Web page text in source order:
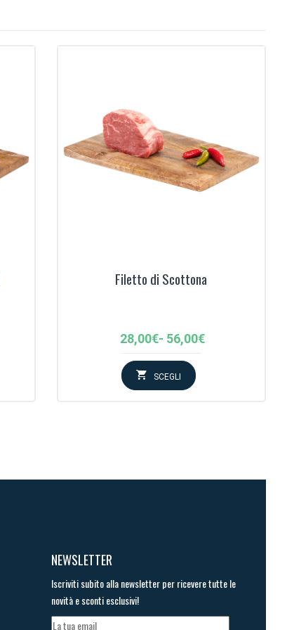
Filetto di Scottona
28,00€- 56,00€
Fascia
prezzo:
da
SCEGLI
NEWSLETTER
Iscriviti subito alla newsletter per ricevere tutte le
novità e sconti esclusivi!